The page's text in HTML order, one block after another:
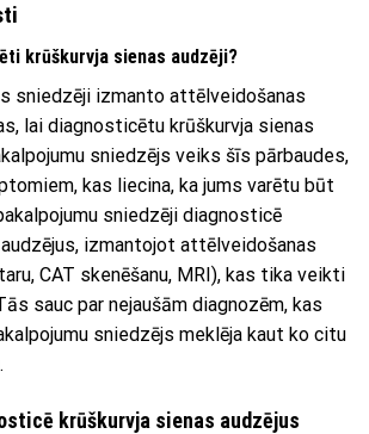
krūškurvja sienas audzēji?
sniedzēji izmanto attēlveidošanas
lai diagnosticētu krūškurvja sienas
sniedzējs veiks šīs pārbaudes,
kas liecina, ka jums varētu būt
sniedzēji diagnosticē
izmantojot attēlveidošanas
CAT skenēšanu, MRI), kas tika veikti
sauc par nejaušām diagnozēm, kas
sniedzējs meklēja kaut ko citu
krūškurvja sienas audzējus